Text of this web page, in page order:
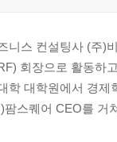
니스 컨설팅사 (주)
회장으로 활동하
학 대학원에서 경제
팜스퀘어 CEO를 거